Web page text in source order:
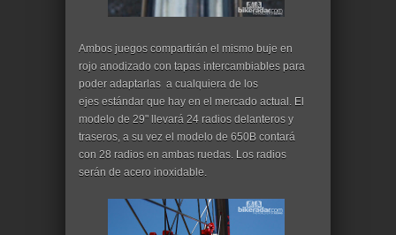
Ambos juegos compartirán el mismo buje en
rojo anodizado con tapas intercambiables para
poder adaptarlas a cualquiera de los
ejes estándar que hay en el mercado actual. El
modelo de 29" llevará 24 radios delanteros y
traseros, a su vez el modelo de 650B contará
con 28 radios en ambas ruedas. Los radios
serán de acero inoxidable.